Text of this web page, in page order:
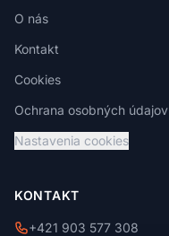
O nás
Kontakt
Cookies
Ochrana osobných údajov
Nastavenia cookies
KONTAKT
+421 903 577 308